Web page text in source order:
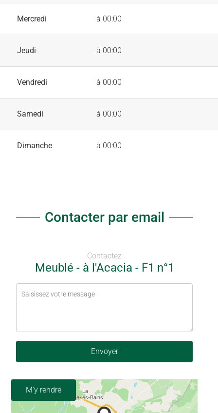
Mercredi à 00:00
Jeudi à 00:00
Vendredi à 00:00
Samedi à 00:00
Dimanche à 00:00
Contacter par email
Contactez
Meublé - à l'Acacia - F1 n°1
Envoyer
M'y rendre